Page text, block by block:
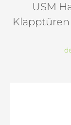
USM
Klapptüren